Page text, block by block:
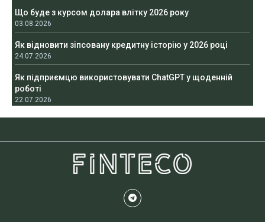
Що буде з курсом долара влітку 2026 року
03.08.2026
Як відновити зіпсовану кредитну історію у 2026 році
24.07.2026
Як підприємцю використовувати ChatGPT у щоденній
роботі
22.07.2026